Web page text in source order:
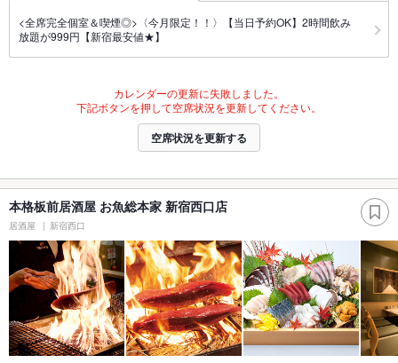
<全席完全個室＆喫煙◎>〈今月限定！！〉【当日予約OK】2時間飲み
放題が999円【新宿最安値★】
カレンダーの更新に失敗しました。
下記ボタンを押して空席状況を更新してください。
空席状況を更新する
本格板前居酒屋 お魚総本家 新宿西口店
居酒屋 新宿西口